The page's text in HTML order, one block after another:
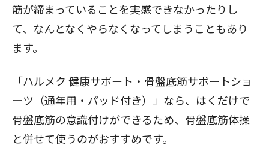
筋が締まっていることを実感できなかったりし
て、なんとなくやらなくなってしまうこともあり
ます。
「ハルメク 健康サポート・骨盤底筋サポートショ
ーツ（通年用・パッド付き）」なら、はくだけで
骨盤底筋の意識付けができるため、骨盤底筋体操
と併せて使うのがおすすめです。